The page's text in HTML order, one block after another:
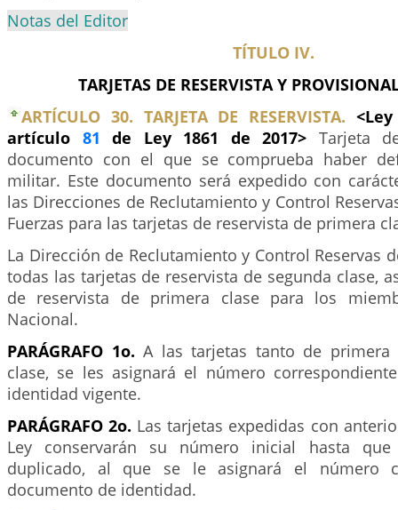
Notas del Editor
TÍTULO IV.
TARJETAS DE RESERVISTA Y
ARTÍCULO 30. TARJETA DE RESERVISTA.
artículo 81 de Ley 1861 de 2017> Tarjeta
documento con el que se comprueba haber
militar. Este documento será expedido con
las Direcciones de Reclutamiento y Control
Fuerzas para las tarjetas de reservista de primera
La Dirección de Reclutamiento y Control Reservas
todas las tarjetas de reservista de segunda clase,
de reservista de primera clase para los
Nacional.
PARÁGRAFO 1o. A las tarjetas tanto de primera
clase, se les asignará el número
identidad vigente.
PARÁGRAFO 2o. Las tarjetas expedidas con
Ley conservarán su número inicial hasta
duplicado, al que se le asignará el número
documento de identidad.